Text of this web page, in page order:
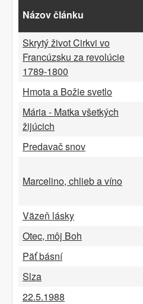
Názov článku
Skrytý život Cirkvi vo
Francúzsku za revolúcie
1789-1800
Hmota a Božie svetlo
Mária - Matka všetkých
žijúcich
Predavač snov
Marcelino, chlieb a víno
Väzeň lásky
Otec, môj Boh
Päť básní
Slza
22.5.1988